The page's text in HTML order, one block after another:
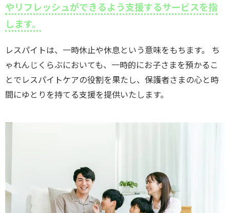
やリフレッシュができるよう支援するサービスを指
します。
レスパイトは、一時休止や休息という意味をもちます。 ち
ゃれんじくらぶにおいても、一時的にお子さまを預かるこ
とでレスパイトケアの役割を果たし、保護者さまの心と時
間にゆとりを持てる支援を提供いたします。